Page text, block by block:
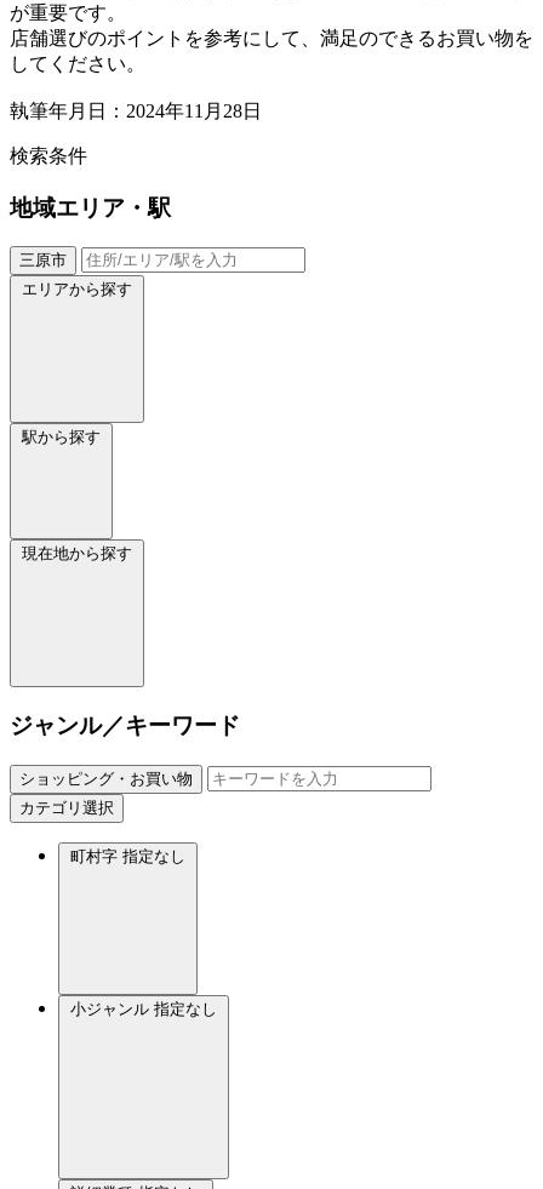
が重要です。
店舗選びのポイントを参考にして、満足のできるお買い物を
してください。
執筆年月日：2024年11月28日
検索条件
地域エリア・駅
三原市
エリアから探す
駅から探す
現在地から探す
ジャンル／キーワード
ショッピング・お買い物
カテゴリ選択
町村字 指定なし
小ジャンル 指定なし